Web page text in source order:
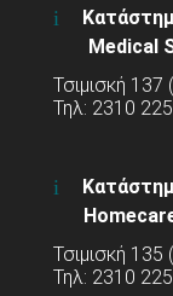
Medical
Τσιμισκή
Τηλ: 2310
Τσιμισκή
Τηλ: 2310